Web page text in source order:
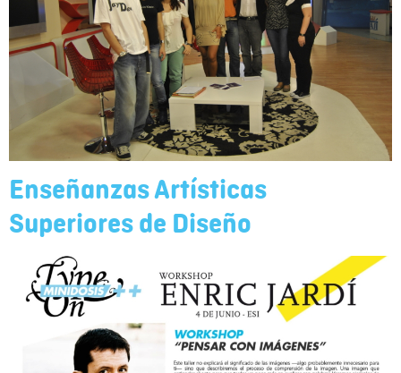
Enseñanzas Artísticas
Superiores de Diseño